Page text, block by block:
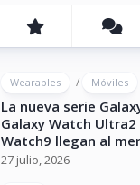
Wearables / Móviles
La nueva serie
Galaxy Watch Ultra2
Watch9 llegan al
27 julio, 2026